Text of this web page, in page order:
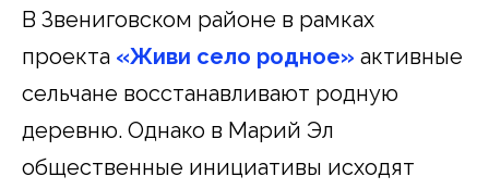
В Звениговском районе в рамках
проекта «Живи село родное» активные
сельчане восстанавливают родную
деревню. Однако в Марий Эл
общественные инициативы исходят